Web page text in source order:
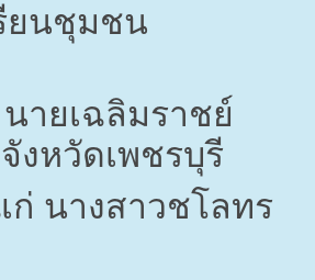
ยนชุมชน
ายเฉลิมราชย์
งหวัดเพชรบุรี
ก่ นางสาวชโลทร